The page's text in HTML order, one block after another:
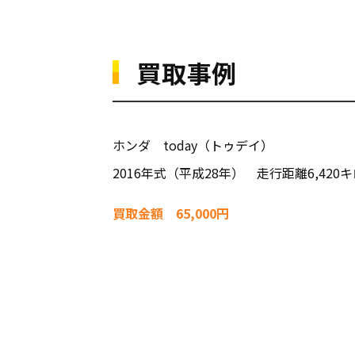
買取事例
ホンダ today（トゥデイ）
2016年式（平成28年） 走行距離6,420
買取金額 65,000円